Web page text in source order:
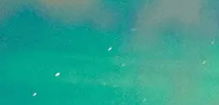
[!% if (image.url!="") { %] [!% } %]
[%article_date_notime_dot%]
[%new:New%]